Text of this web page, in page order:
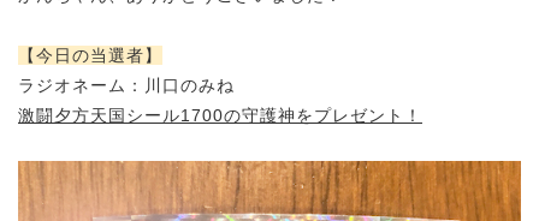
【今日の当選者】
ラジオネーム：川口のみね
激闘夕方天国シール1700の守護神をプレゼント！